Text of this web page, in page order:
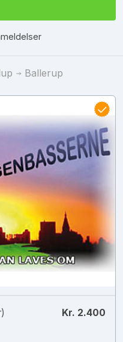
Ballerup
Kr. 2.400